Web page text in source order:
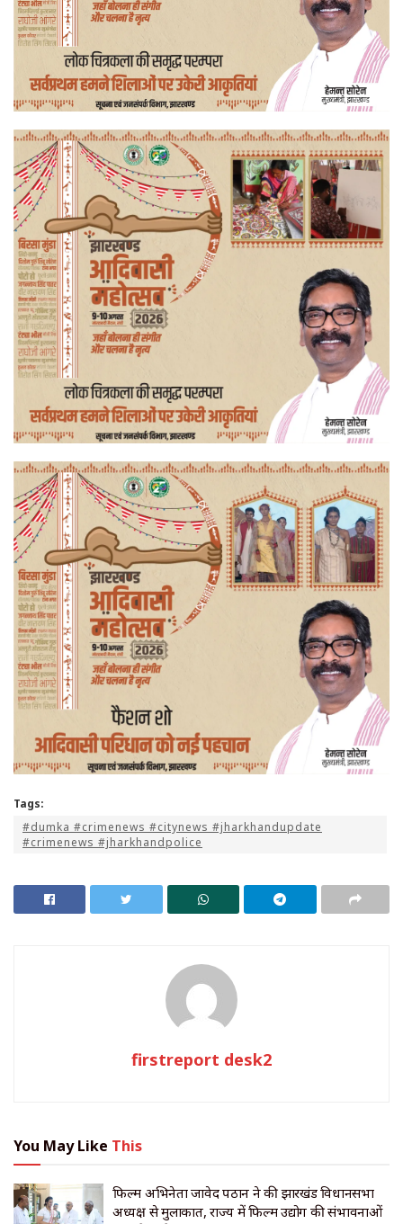
Tags:
#dumka #crimenews #citynews #jharkhandupdate
#crimenews #jharkhandpolice
firstreport desk2
You May Like This
फिल्म अभिनेता जावेद पठान ने की झारखंड विधानसभा
अध्यक्ष से मुलाकात, राज्य में फिल्म उद्योग की संभावनाओं